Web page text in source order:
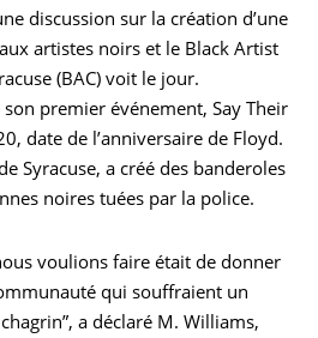
discussion sur la création d’une
artistes noirs et le Black Artist
(BAC) voit le jour.
premier événement, Say Their
date de l’anniversaire de Floyd.
Syracuse, a créé des banderoles
noires tuées par la police.
voulions faire était de donner
qui souffraient un
a déclaré M. Williams,